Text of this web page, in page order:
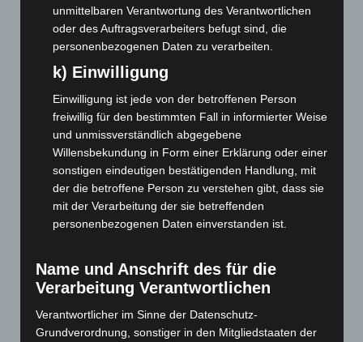
März 2023(174)
(154)
Januar 2023
(140)
November 2022 (167)
Oktober 2022(166)
September 2022(205)
August 2022(166)
Juli 2022(133)
Juni 2022(167)
April 2022(198)
Februar 2022(189)
unmittelbaren Verantwortung des Verantwortlichen
oder des Auftragsverarbeiters befugt sind, die
personenbezogenen Daten zu verarbeiten.
k) Einwilligung
Einwilligung ist jede von der betroffenen Person
freiwillig für den bestimmten Fall in informierter Weise
und unmissverständlich abgegebene
Willensbekundung in Form einer Erklärung oder einer
sonstigen eindeutigen bestätigenden Handlung, mit
der die betroffene Person zu verstehen gibt, dass sie
mit der Verarbeitung der sie betreffenden
personenbezogenen Daten einverstanden ist.
Name und Anschrift des für die
Verarbeitung Verantwortlichen
Verantwortlicher im Sinne der Datenschutz-
Grundverordnung, sonstiger in den Mitgliedstaaten der